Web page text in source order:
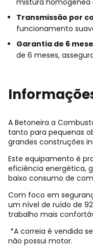
mistura homogênea
Transmissão por
funcionamento
Garantia de 6
de 6 meses,
A Betoneira a
tanto para pequenas
grandes construções
Este equipamento é
eficiência energética,
baixo consumo de
Com foco em
um nível de ruído de
trabalho mais
*A correia é vendida
não possui motor.